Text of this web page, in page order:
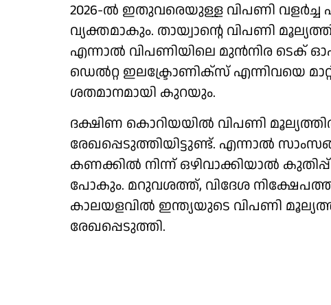
2026-ല്‍ ഇതുവരെയുള്ള വിപണി വളര്‍ച്ച
വ്യക്തമാകും. തായ്വാന്റെ വിപണി
എന്നാല്‍ വിപണിയിലെ മുന്‍നിര ടെക്
ഡെല്‍റ്റ ഇലക്ട്രോണിക്‌സ് എന്നിവയെ
ശതമാനമായി കുറയും.
ദക്ഷിണ കൊറിയയില്‍ വിപണി
രേഖപ്പെടുത്തിയിട്ടുണ്ട്. എന്നാല്‍
കണക്കില്‍ നിന്ന് ഒഴിവാക്കിയാല്‍
പോകും. മറുവശത്ത്, വിദേശ
കാലയളവില്‍ ഇന്ത്യയുടെ വിപണി
രേഖപ്പെടുത്തി.